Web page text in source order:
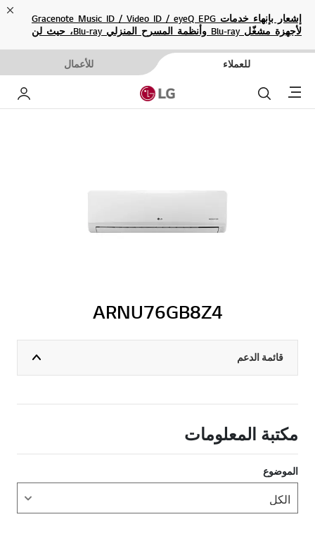
إشعار بإنهاء خدمات Gracenote Music ID / Video ID / eyeQ EPG
لأجهزة مشغّل Blu-ray وأنظمة المسرح المنزلي Blu-ray، حيث لن
للعملاء للأعمال
Menu بحث
ARNU76GB8Z4
قائمة الدعم
مكتبة المعلومات
الموضوع